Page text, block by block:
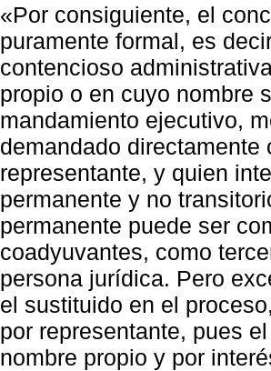
«Por consiguiente, el
puramente formal, es
contencioso
propio o en cuyo nombre
mandamiento ejecutivo,
demandado directamente
representante, y quien
permanente y no
permanente puede ser
coadyuvantes, como
persona jurídica. Pero
el sustituido en el
por representante, pues
nombre propio y por